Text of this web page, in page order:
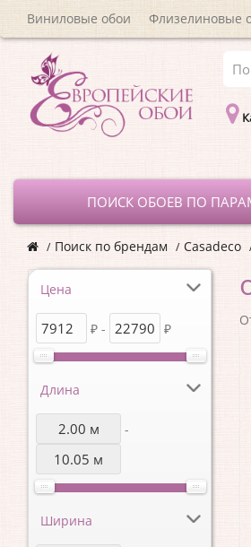
Виниловые обои Флизелиновые
ПОИСК ОБОЕВ ПО
Поиск по брендам Casadeco
Цена
₽ - ₽
Длина
-
Ширина